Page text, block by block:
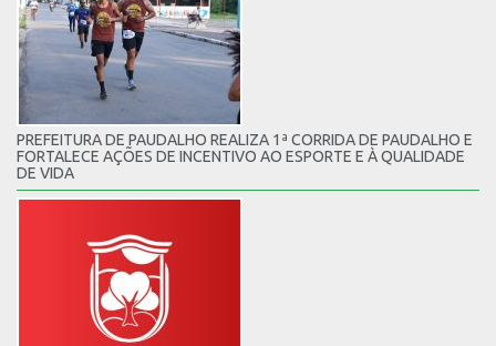
PREFEITURA DE PAUDALHO REALIZA 1ª CORRIDA DE PAUDALHO E
FORTALECE AÇÕES DE INCENTIVO AO ESPORTE E À QUALIDADE
DE VIDA